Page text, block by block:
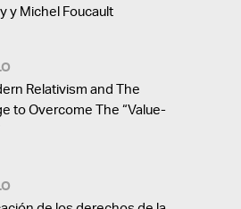
y Michel Foucault
Relativism and The
to Overcome The “Value-